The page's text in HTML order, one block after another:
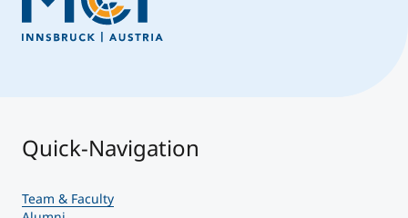
Quick-Navigation
Team & Faculty